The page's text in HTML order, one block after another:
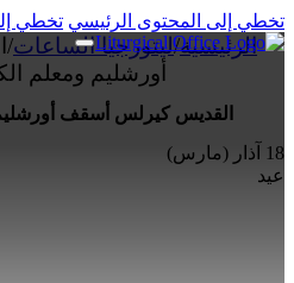
تخطي إلى المحتوى الرئيسي تخطي
الرئيسية/ليتورجيا الساعات/
أورشليم ومعلم
القديس كيرلس أسقف أورشليم
18 آذار (مارس)
عيد